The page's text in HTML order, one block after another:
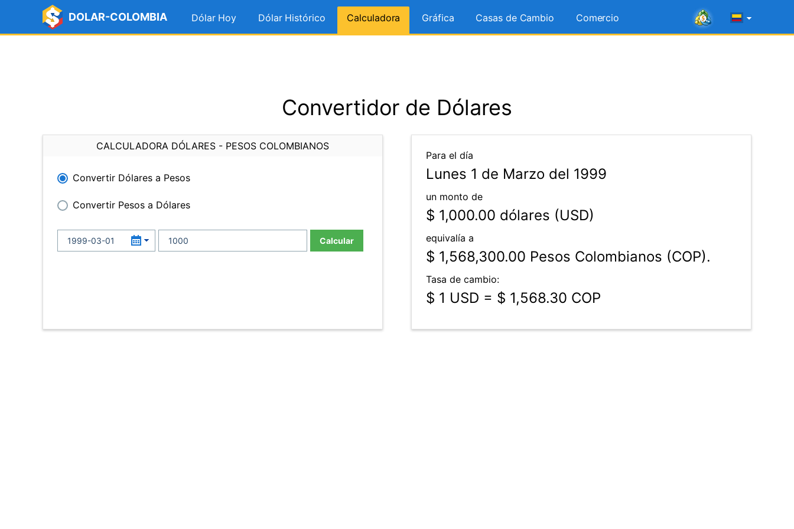
DOLAR-COLOMBIA Dólar Hoy Dólar Histórico Calculadora Gráfica Casas de Cambio Comercio
Convertidor de Dólares
CALCULADORA DÓLARES - PESOS COLOMBIANOS
Convertir Dólares a Pesos
Convertir Pesos a Dólares
Calcular
Para el día
Lunes 1 de Marzo del 1999
un monto de
$ 1,000.00 dólares (USD)
equivalía a
$ 1,568,300.00 Pesos Colombianos (COP).
Tasa de cambio:
$ 1 USD = $ 1,568.30 COP